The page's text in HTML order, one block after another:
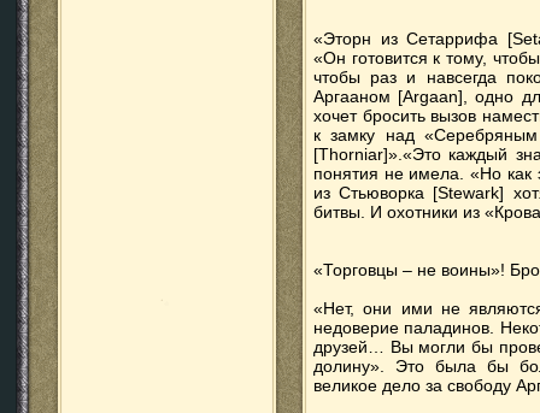
«Эторн из Сетаррифа
«Он готовится к тому,
чтобы раз и навсегда
Аргааном [Argaan], одно
хочет бросить вызов
к замку над
[Thorniar]».«Это каждый
понятия не имела. «Но как
из Стьюворка [Stewark]
битвы. И охотники из
«Торговцы – не воины»!
«Нет, они ими не
недоверие паладинов.
друзей… Вы могли бы
долину». Это была бы
великое дело за свободу